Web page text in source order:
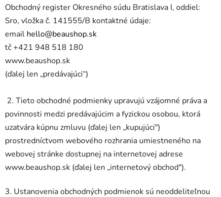
Obchodný register Okresného súdu Bratislava I, oddiel:
Sro, vložka č. 141555/B kontaktné údaje:
email hello@beaushop.sk
tč +421 948 518 180
www.beaushop.sk
(ďalej len „predávajúci“)
2. Tieto obchodné podmienky upravujú vzájomné práva a
povinnosti medzi predávajúcim a fyzickou osobou, ktorá
uzatvára kúpnu zmluvu (ďalej len „kupujúci")
prostredníctvom webového rozhrania umiestneného na
webovej stránke dostupnej na internetovej adrese
www.beaushop.sk (ďalej len „internetový obchod").
3. Ustanovenia obchodných podmienok sú neoddeliteľnou